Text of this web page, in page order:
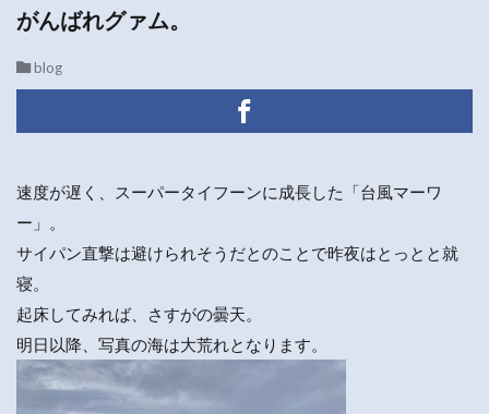
がんばれグァム。
blog
速度が遅く、スーパータイフーンに成長した「台風マーワ
ー」。
サイパン直撃は避けられそうだとのことで昨夜はとっとと就
寝。
起床してみれば、さすがの曇天。
明日以降、写真の海は大荒れとなります。